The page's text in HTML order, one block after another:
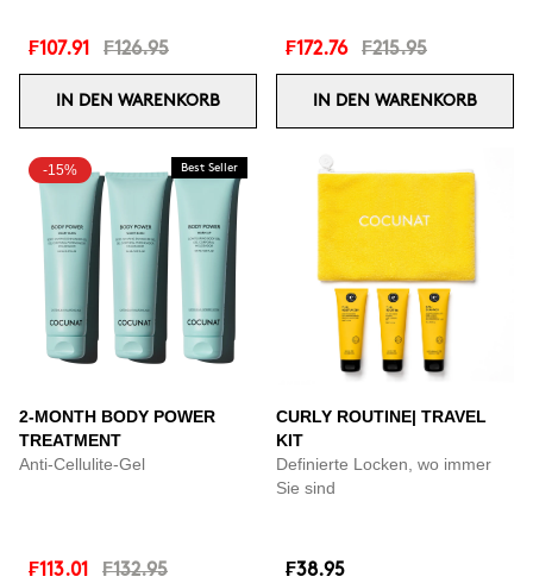
₣107.91 ₣126.95
IN DEN WARENKORB
₣172.76 ₣215.95
IN DEN WARENKORB
-15% Best Seller
2-MONTH BODY POWER
TREATMENT
Anti-Cellulite-Gel
₣113.01 ₣132.95
CURLY ROUTINE| TRAVEL
KIT
Definierte Locken, wo immer
Sie sind
₣38.95